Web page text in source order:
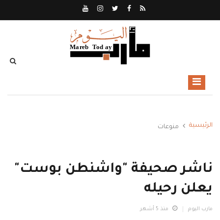
الرئيسية منوعات
ناشر صحيفة "واشنطن بوست"
يعلن رحيله
مارب اليوم منذ 5 أشهر